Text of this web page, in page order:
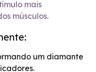
mais
músculos.
um diamante